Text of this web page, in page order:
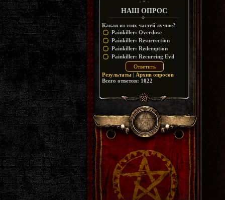
НАШ ОПРОС
Какая из этих частей лучше?
Painkiller: Overdose
Painkiller: Resurrection
Painkiller: Redemption
Painkiller: Recurring Evil
Результаты | Архив опросов
Всего ответов: 1022